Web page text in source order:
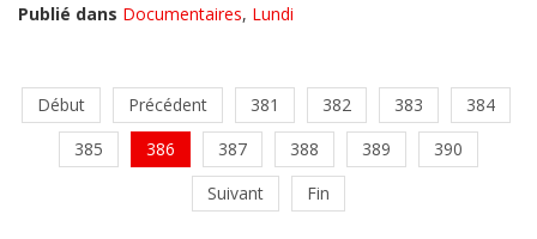
Publié dans Documentaires, Lundi
Début Précédent 381 382 383
384
385
386 387 388 389
390
Suivant
Fin